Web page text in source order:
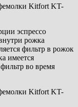
эспрессо
рожка
фильтр в рожок
имеется
во время